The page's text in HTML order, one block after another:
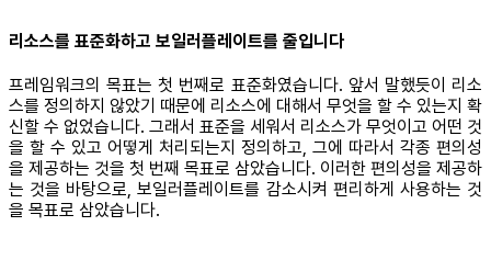
리소스를 표준화하고 보일러플레이트를 줄입니다
프레임워크의 목표는 첫 번째로 표준화였습니다. 앞서 말했듯이 리소
스를 정의하지 않았기 때문에 리소스에 대해서 무엇을 할 수 있는지 확
신할 수 없었습니다. 그래서 표준을 세워서 리소스가 무엇이고 어떤 것
을 할 수 있고 어떻게 처리되는지 정의하고, 그에 따라서 각종 편의성
을 제공하는 것을 첫 번째 목표로 삼았습니다. 이러한 편의성을 제공하
는 것을 바탕으로, 보일러플레이트를 감소시켜 편리하게 사용하는 것
을 목표로 삼았습니다.